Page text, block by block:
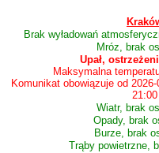
Brak wyładowań
Mróz, brak
Upał,
Maksymalna
Komunikat obowiązuje od
21:00
Wiatr, brak
Opady, brak
Burze, brak
Trąby powietrzne,